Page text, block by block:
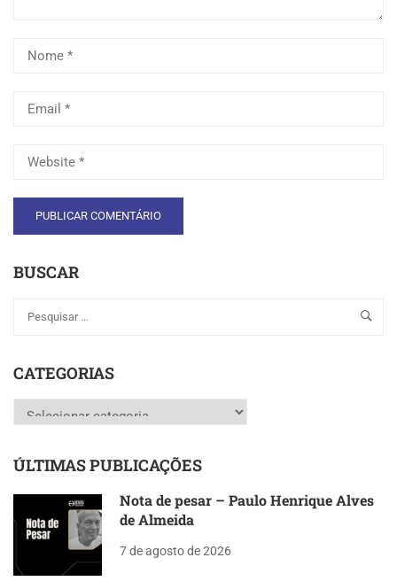
BUSCAR
CATEGORIAS
Categorias
ÚLTIMAS PUBLICAÇÕES
Nota de pesar – Paulo Henrique Alves
de Almeida
7 de agosto de 2026